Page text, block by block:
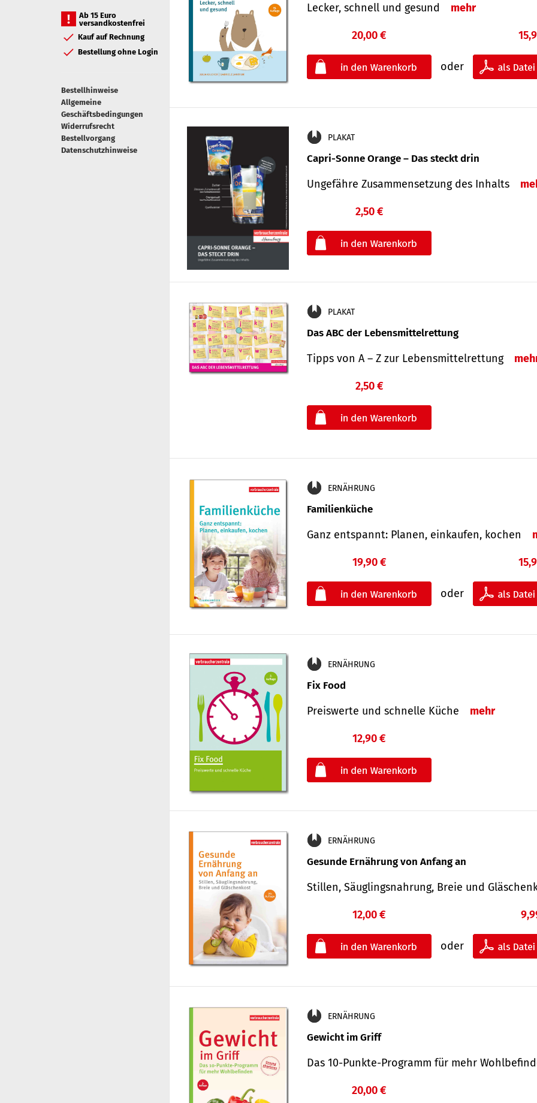
Ab 15 Euro
versandkostenfrei
Kauf auf Rechnung
Bestellung ohne Login
Bestellhinweise
Allgemeine
Geschäftsbedingungen
Widerrufsrecht
Bestellvorgang
Datenschutzhinweise
Lecker, schnell und gesund mehr
20,00 €
oder
PLAKAT
Capri-Sonne Orange – Das steckt drin
Ungefähre Zu­sammen­setzung des Inhalts
2,50 €
PLAKAT
Das ABC der Lebensmittelrettung
Tipps von A – Z zur Lebensmittelrettung
2,50 €
ERNÄHRUNG
Familienküche
Ganz entspannt: Planen, einkaufen, kochen
19,90 €
oder
ERNÄHRUNG
Fix Food
Preiswerte und schnelle Küche mehr
12,90 €
ERNÄHRUNG
Gesunde Ernährung von Anfang an
Stillen, Säuglingsnahrung, Breie und
12,00 €
oder
ERNÄHRUNG
Gewicht im Griff
Das 10-Punkte-Programm für mehr
20,00 €